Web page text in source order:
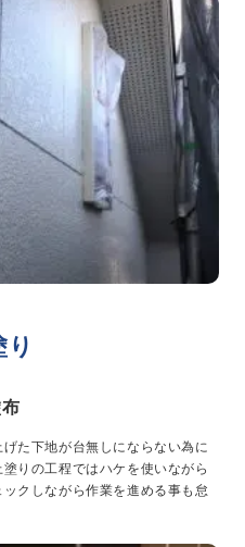
た下地が台無しにならない為に
りの工程ではハケを使いながら
クしながら作業を進める事も怠